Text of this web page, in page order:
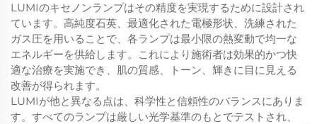
LUMIのキセノンランプはその精度を実現するために設計され
ています。高純度石英、最適化された電極形状、洗練された
ガス圧を用いることで、各ランプは最小限の熱変動で均一な
エネルギーを供給します。これにより施術者は効果的かつ快
適な治療を実施でき、肌の質感、トーン、輝きに目に見える
改善が得られます。
LUMIが他と異なる点は、科学性と信頼性のバランスにありま
す。すべてのランプは厳しい光学基準のもとでテストされ、